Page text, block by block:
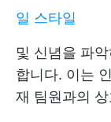
일 스타일
및 신념을 파
합니다. 이는
재 팀원과의